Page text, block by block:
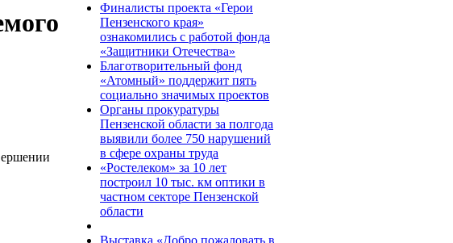
Финалисты проекта «Герои
Пензенского края»
ознакомились с работой фонда
«Защитники Отечества»
Благотворительный фонд
«Атомный» поддержит пять
социально значимых проектов
Органы прокуратуры
Пензенской области за полгода
выявили более 750 нарушений
в сфере охраны труда
«Ростелеком» за 10 лет
построил 10 тыс. км оптики в
частном секторе Пензенской
области
Выставка «Добро пожаловать в